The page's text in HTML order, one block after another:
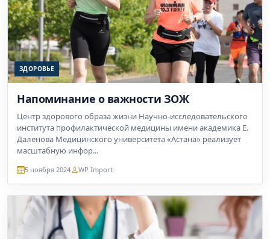
ЗДОРОВЬЕ
Напоминание о важности ЗОЖ
Центр здорового образа жизни Научно-исследовательского
института профилактической медицины имени академика Е.
Даленова Медицинского университета «Астана» реализует
масштабную инфор...
5 ноября 2024 WP Import